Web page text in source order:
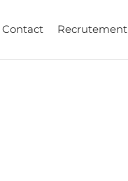
Contact Recrutement